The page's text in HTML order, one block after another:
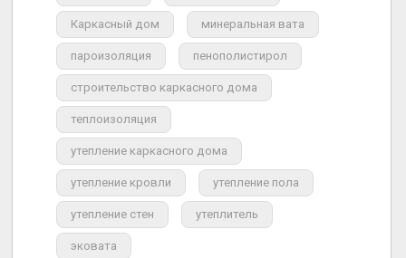
Каркасный дом минеральная вата
пароизоляция пенополистирол
строительство каркасного дома
теплоизоляция
утепление каркасного дома
утепление кровли утепление пола
утепление стен утеплитель
эковата